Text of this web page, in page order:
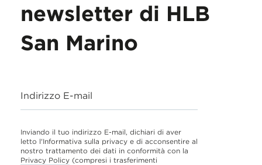
newsletter di HLB
San Marino
Indirizzo E-mail
Inviando il tuo indirizzo E-mail, dichiari di aver
letto l'Informativa sulla privacy e di acconsentire al
nostro trattamento dei dati in conformità con la
Privacy Policy (compresi i trasferimenti